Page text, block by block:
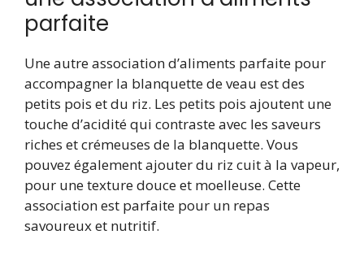
parfaite
Une autre association d’aliments parfaite pour
accompagner la blanquette de veau est des
petits pois et du riz. Les petits pois ajoutent une
touche d’acidité qui contraste avec les saveurs
riches et crémeuses de la blanquette. Vous
pouvez également ajouter du riz cuit à la vapeur,
pour une texture douce et moelleuse. Cette
association est parfaite pour un repas
savoureux et nutritif.